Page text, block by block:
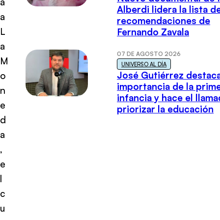
a
L
a
M
o
n
e
d
a
,
e
l
c
u
Alberdi lidera la lista
recomendaciones de
Fernando Zavala
07 DE AGOSTO 2026
UNIVERSO AL DÍA
José Gutiérrez
importancia de la
infancia y hace el
priorizar la educación